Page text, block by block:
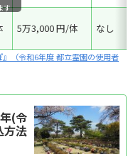
5万3,000 円/体 なし
す
（令和6年度 都立霊園の使用者
(令
方法